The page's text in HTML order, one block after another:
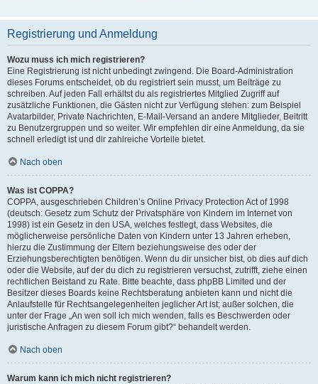
Registrierung und Anmeldung
Wozu muss ich mich registrieren?
Eine Registrierung ist nicht unbedingt zwingend. Die Board-Administration
dieses Forums entscheidet, ob du registriert sein musst, um Beiträge zu
schreiben. Auf jeden Fall erhältst du als registriertes Mitglied Zugriff auf
zusätzliche Funktionen, die Gästen nicht zur Verfügung stehen: zum Beispiel
Avatarbilder, Private Nachrichten, E-Mail-Versand an andere Mitglieder, Beitritt
zu Benutzergruppen und so weiter. Wir empfehlen dir eine Anmeldung, da sie
schnell erledigt ist und dir zahlreiche Vorteile bietet.
Nach oben
Was ist COPPA?
COPPA, ausgeschrieben Children’s Online Privacy Protection Act of 1998
(deutsch: Gesetz zum Schutz der Privatsphäre von Kindern im Internet von
1998) ist ein Gesetz in den USA, welches festlegt, dass Websites, die
möglicherweise persönliche Daten von Kindern unter 13 Jahren erheben,
hierzu die Zustimmung der Eltern beziehungsweise des oder der
Erziehungsberechtigten benötigen. Wenn du dir unsicher bist, ob dies auf dich
oder die Website, auf der du dich zu registrieren versuchst, zutrifft, ziehe einen
rechtlichen Beistand zu Rate. Bitte beachte, dass phpBB Limited und der
Besitzer dieses Boards keine Rechtsberatung anbieten kann und nicht die
Anlaufstelle für Rechtsangelegenheiten jeglicher Art ist; außer solchen, die
unter der Frage „An wen soll ich mich wenden, falls es Beschwerden oder
juristische Anfragen zu diesem Forum gibt?“ behandelt werden.
Nach oben
Warum kann ich mich nicht registrieren?